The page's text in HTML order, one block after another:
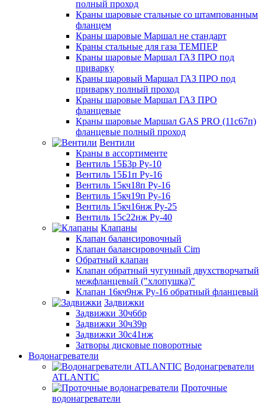
полный проход
Краны шаровые стальные со штампованным
фланцем
Краны шаровые Маршал не стандарт
Краны стальные для газа ТЕМПЕР
Краны шаровые Маршал ГАЗ ПРО под
приварку
Краны шаровый Маршал ГАЗ ПРО под
приварку полный проход
Краны шаровые Маршал ГАЗ ПРО
фланцевые
Краны шаровые Маршал GAS PRO (11с67п)
фланцевые полный проход
Вентили
Краны в ассортименте
Вентиль 15Б3р Ру-10
Вентиль 15Б1п Ру-16
Вентиль 15кч18п Ру-16
Вентиль 15кч19п Ру-16
Вентиль 15кч16нж Ру-25
Вентиль 15с22нж Ру-40
Клапаны
Клапан балансировочный
Клапан балансировочный Cim
Обратный клапан
Клапан обратный чугунный двухстворчатый
межфланцевый ("хлопушка)"
Клапан 16кч9нж Ру-16 обратный фланцевый
Задвижки
Задвижки 30ч6бр
Задвижки 30ч39р
Задвижки 30с41нж
Затворы дисковые поворотные
Водонагреватели
Водонагреватели
ATLANTIC
Проточные
водонагреватели